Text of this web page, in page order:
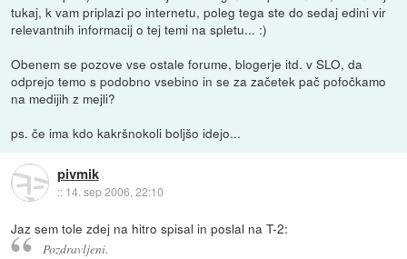
tukaj, k vam priplazi po internetu, poleg tega ste do sedaj edini vir
relevantnih informacij o tej temi na spletu... :)
Obenem se pozove vse ostale forume, blogerje itd. v SLO, da
odprejo temo s podobno vsebino in se za začetek pač pofočkamo
na medijih z mejli?
ps. če ima kdo kakršnokoli boljšo idejo...
pivmik
:: 14. sep 2006, 22:10
Jaz sem tole zdej na hitro spisal in poslal na T-2:
Pozdravljeni.